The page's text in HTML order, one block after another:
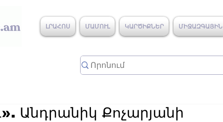
ԼՐԱՀՈՍ ՄԱՄՈՒԼ ԿԱՐԾԻՔՆԵՐ ՄԻՋԱԶԳԱՅԻՆ
Անդրանիկ Քոչարյանի